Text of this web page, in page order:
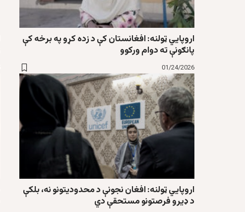
اروپايي ټولنه: افغانستان کې د زده کړو په برخه کې
پانګونې ته دوام ورکوو
01/24/2026
اروپايي ټولنه: افغان نجونې د محدودیتونو نه، بلکې
د ډیرو فرصتونو مستحقې دي